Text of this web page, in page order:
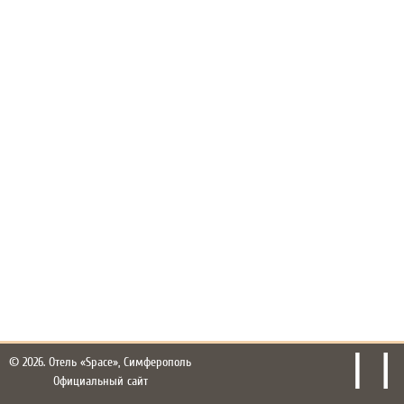
© 2026. Отель «Space», Симферополь
Официальный сайт